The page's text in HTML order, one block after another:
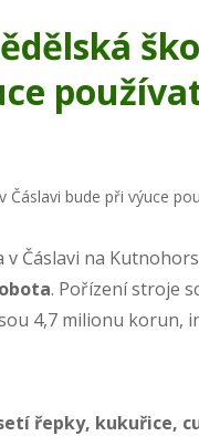
v Čáslavi na
. Pořízení stroje
4,7 milionu korun,
řepky, kukuřice,